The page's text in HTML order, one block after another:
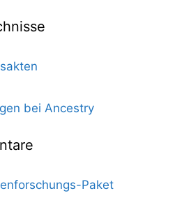
bei Ancestry
Paket